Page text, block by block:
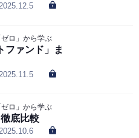
ロ」から学ぶ
ファンド」ま
ロ」から学ぶ
底比較